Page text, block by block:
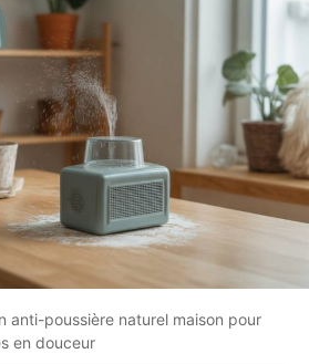
anti-poussière naturel maison pour
en douceur